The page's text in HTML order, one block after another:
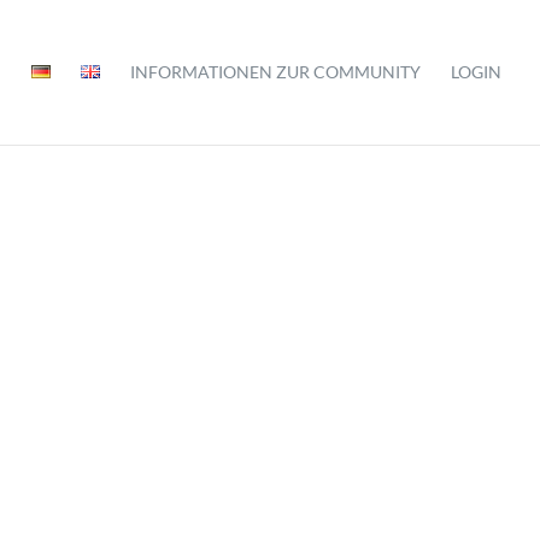
INFORMATIONEN ZUR COMMUNITY LOGIN